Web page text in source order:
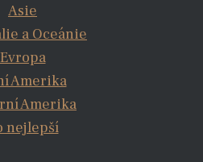
Asie
a Oceánie
Evropa
Amerika
Amerika
nejlepší